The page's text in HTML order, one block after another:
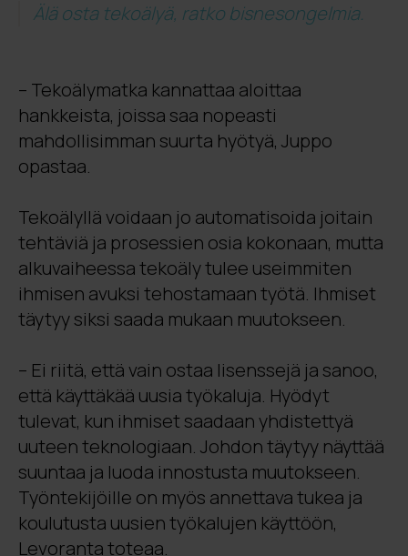
Älä osta tekoälyä, ratko bisnesongelmia.
– Tekoälymatka kannattaa aloittaa
hankkeista, joissa saa nopeasti
mahdollisimman suurta hyötyä, Juppo
opastaa.
Tekoälyllä voidaan jo automatisoida joitain
tehtäviä ja prosessien osia kokonaan, mutta
alkuvaiheessa tekoäly tulee useimmiten
ihmisen avuksi tehostamaan työtä. Ihmiset
täytyy siksi saada mukaan muutokseen.
– Ei riitä, että vain ostaa lisenssejä ja sanoo,
että käyttäkää uusia työkaluja. Hyödyt
tulevat, kun ihmiset saadaan yhdistettyä
uuteen teknologiaan. Johdon täytyy näyttää
suuntaa ja luoda innostusta muutokseen.
Työntekijöille on myös annettava tukea ja
koulutusta uusien työkalujen käyttöön,
Levoranta toteaa.